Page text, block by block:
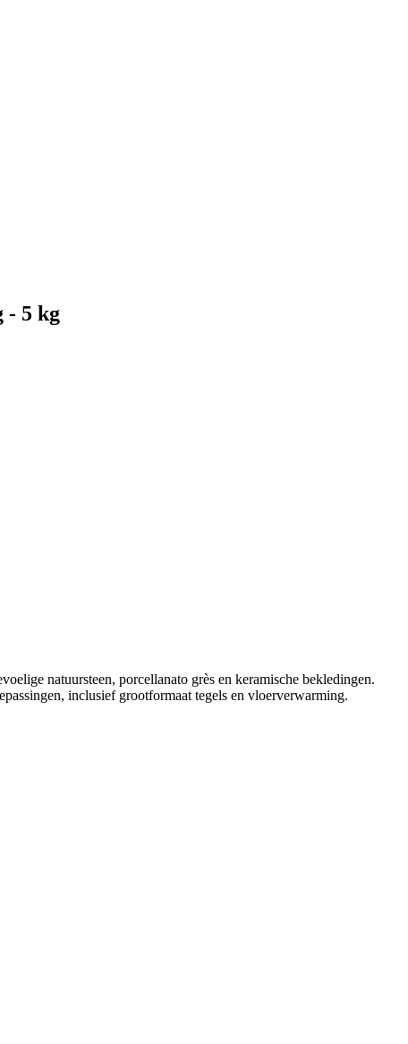
- 5 kg
natuursteen, porcellanato grès en keramische bekledingen.
inclusief grootformaat tegels en vloerverwarming.